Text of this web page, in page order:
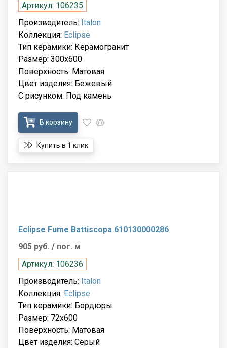
Артикул: 106235
Производитель: Italon
Коллекция: Eclipse
Тип керамики: Керамогранит
Размер: 300x600
Поверхность: Матовая
Цвет изделия: Бежевый
С рисунком: Под камень
В корзину
Купить в 1 клик
Eclipse Fume Battiscopa 610130000286
905 руб. / пог. м
Артикул: 106236
Производитель: Italon
Коллекция: Eclipse
Тип керамики: Бордюры
Размер: 72x600
Поверхность: Матовая
Цвет изделия: Серый